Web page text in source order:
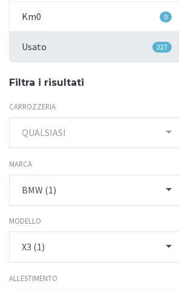
Km0 0
Usato 227
Filtra i risultati
CARROZZERIA
QUALSIASI
MARCA
BMW (1)
MODELLO
X3 (1)
ALLESTIMENTO